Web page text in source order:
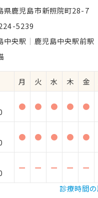
県鹿児島市新照院町28-7
5239
中央駅
鹿児島中央駅前駅
月 火 水 木 金
● ● ● ● ●
● ● ● ● ●
ー ー ー ー ー
診療時間